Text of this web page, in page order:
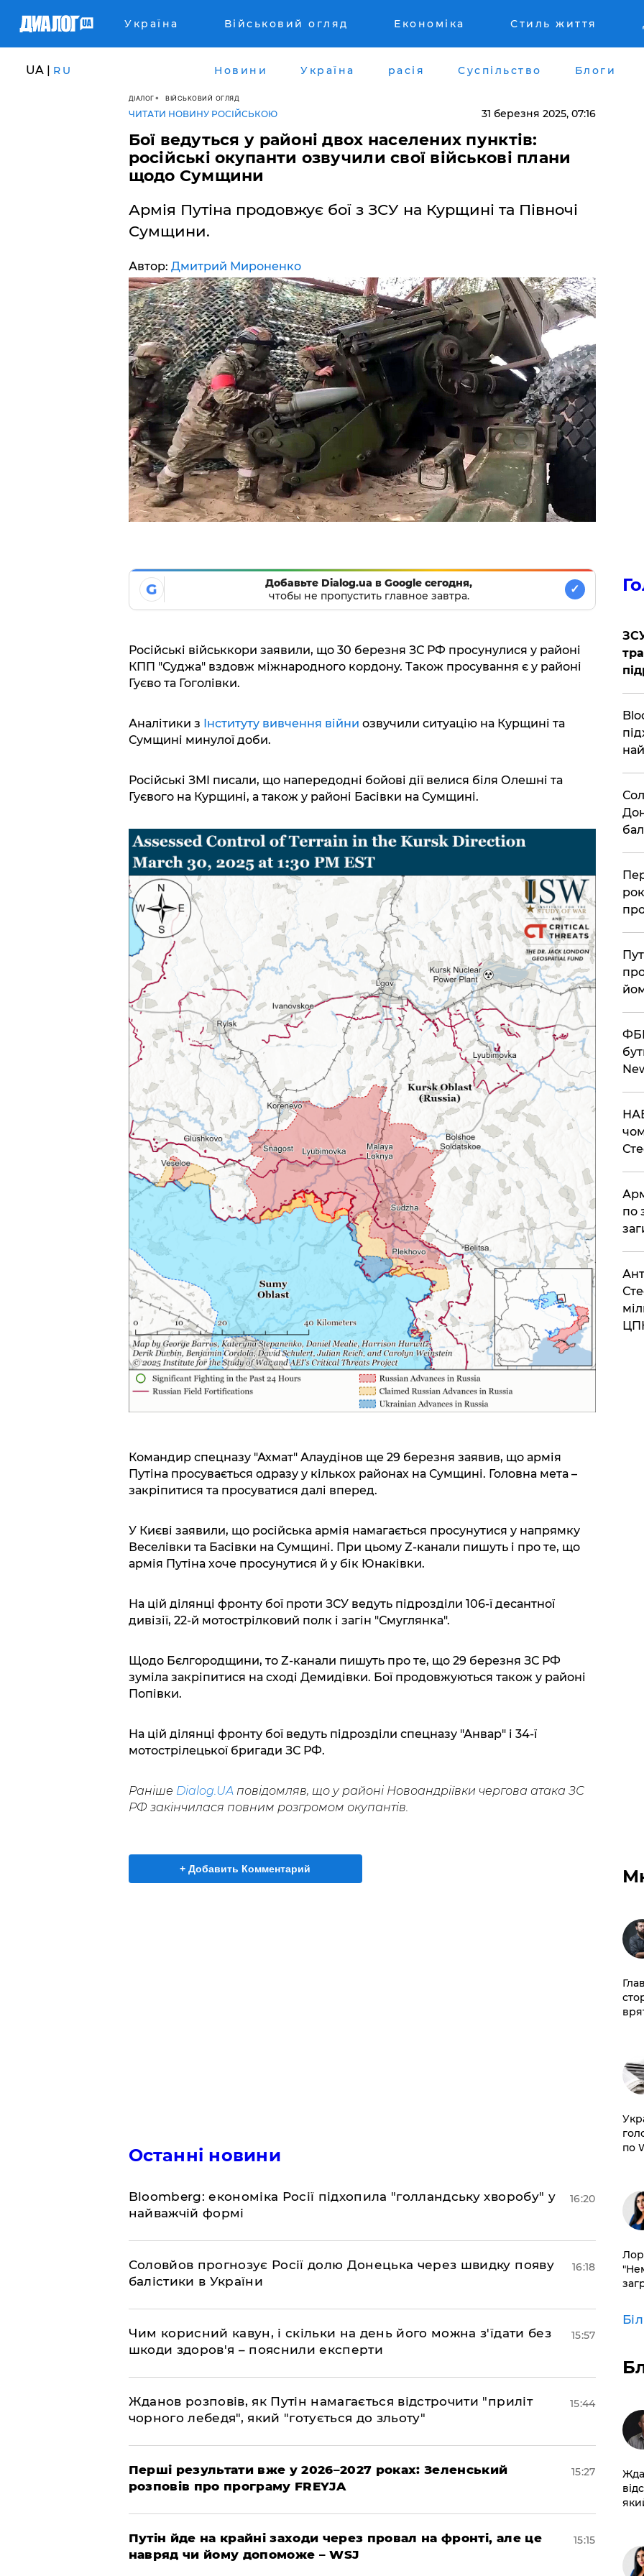
Україна Військовий огляд Економіка Стиль життя
UA | RU Новини Україна расія Суспільство Блоги
ДІАЛОГ ВІЙСЬКОВИЙ ОГЛЯД
ЧИТАТИ НОВИНУ РОСІЙСЬКОЮ 31 березня 2025, 07:16
Бої ведуться у районі двох населених пунктів:
російські окупанти озвучили свої військові плани
щодо Сумщини
Армія Путіна продовжує бої з ЗСУ на Курщині та Півночі
Сумщини.
Автор: Дмитрий Мироненко
G
Добавьте Dialog.ua в Google сегодня,
чтобы не пропустить главное завтра.
✓
Російські військкори заявили, що 30 березня ЗС РФ просунулися у районі
КПП "Суджа" вздовж міжнародного кордону. Також просування є у районі
Гуєво та Гоголівки.
Аналітики з Інституту вивчення війни озвучили ситуацію на Курщині та
Сумщині минулої доби.
Російські ЗМІ писали, що напередодні бойові дії велися біля Олешні та
Гуєвого на Курщині, а також у районі Басівки на Сумщині.
Командир спецназу "Ахмат" Алаудінов ще 29 березня заявив, що армія
Путіна просувається одразу у кількох районах на Сумщині. Головна мета –
закріпитися та просуватися далі вперед.
У Києві заявили, що російська армія намагається просунутися у напрямку
Веселівки та Басівки на Сумщині. При цьому Z-канали пишуть і про те, що
армія Путіна хоче просунутися й у бік Юнаківки.
На цій ділянці фронту бої проти ЗСУ ведуть підрозділи 106-ї десантної
дивізії, 22-й мотострілковий полк і загін "Смуглянка".
Щодо Бєлгородщини, то Z-канали пишуть про те, що 29 березня ЗС РФ
зуміла закріпитися на сході Демидівки. Бої продовжуються також у районі
Попівки.
На цій ділянці фронту бої ведуть підрозділи спецназу "Анвар" і 34-ї
мотострілецької бригади ЗС РФ.
Раніше Dialog.UAповідомляв, що у районі Новоандріївки чергова атака ЗС
РФ закінчилася повним розгромом окупантів.
+ Добавить Комментарий
Останні новини
Bloomberg: економіка Росії підхопила "голландську хворобу" у
найважчій формі
16:20
Соловйов прогнозує Росії долю Донецька через швидку появу
балістики в України
16:18
Чим корисний кавун, і скільки на день його можна з'їдати без
шкоди здоров'я – пояснили експерти
15:57
Жданов розповів, як Путін намагається відстрочити "приліт
чорного лебедя", який "готується до зльоту"
15:44
Перші результати вже у 2026–2027 роках: Зеленський
розповів про програму FREYJA
15:27
Путін йде на крайні заходи через провал на фронті, але це
навряд чи йому допоможе – WSJ
15:15
по
по